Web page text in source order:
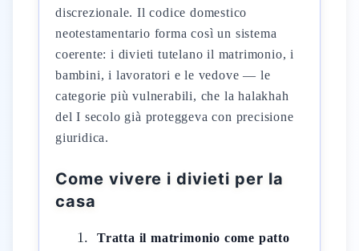
discrezionale. Il codice domestico
neotestamentario forma così un sistema
coerente: i divieti tutelano il matrimonio, i
bambini, i lavoratori e le vedove — le
categorie più vulnerabili, che la halakhah
del I secolo già proteggeva con precisione
giuridica.
Come vivere i divieti per la
casa
Tratta il matrimonio come patto